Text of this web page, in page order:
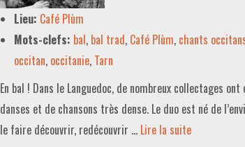
Lieu: Café Plùm
Mots-clefs: bal, bal trad, Café Plùm, chants
occitan, occitanie, Tarn
En bal ! Dans le Languedoc, de nombreux collectages
danses et de chansons très dense. Le duo est né de
le faire découvrir, redécouvrir … Lire la suite­­